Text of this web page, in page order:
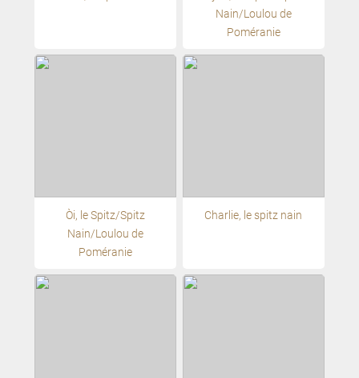
Nain/Loulou de
Poméranie
Oči, le Spitz/Spitz
Nain/Loulou de
Poméranie
Charlie, le spitz nain